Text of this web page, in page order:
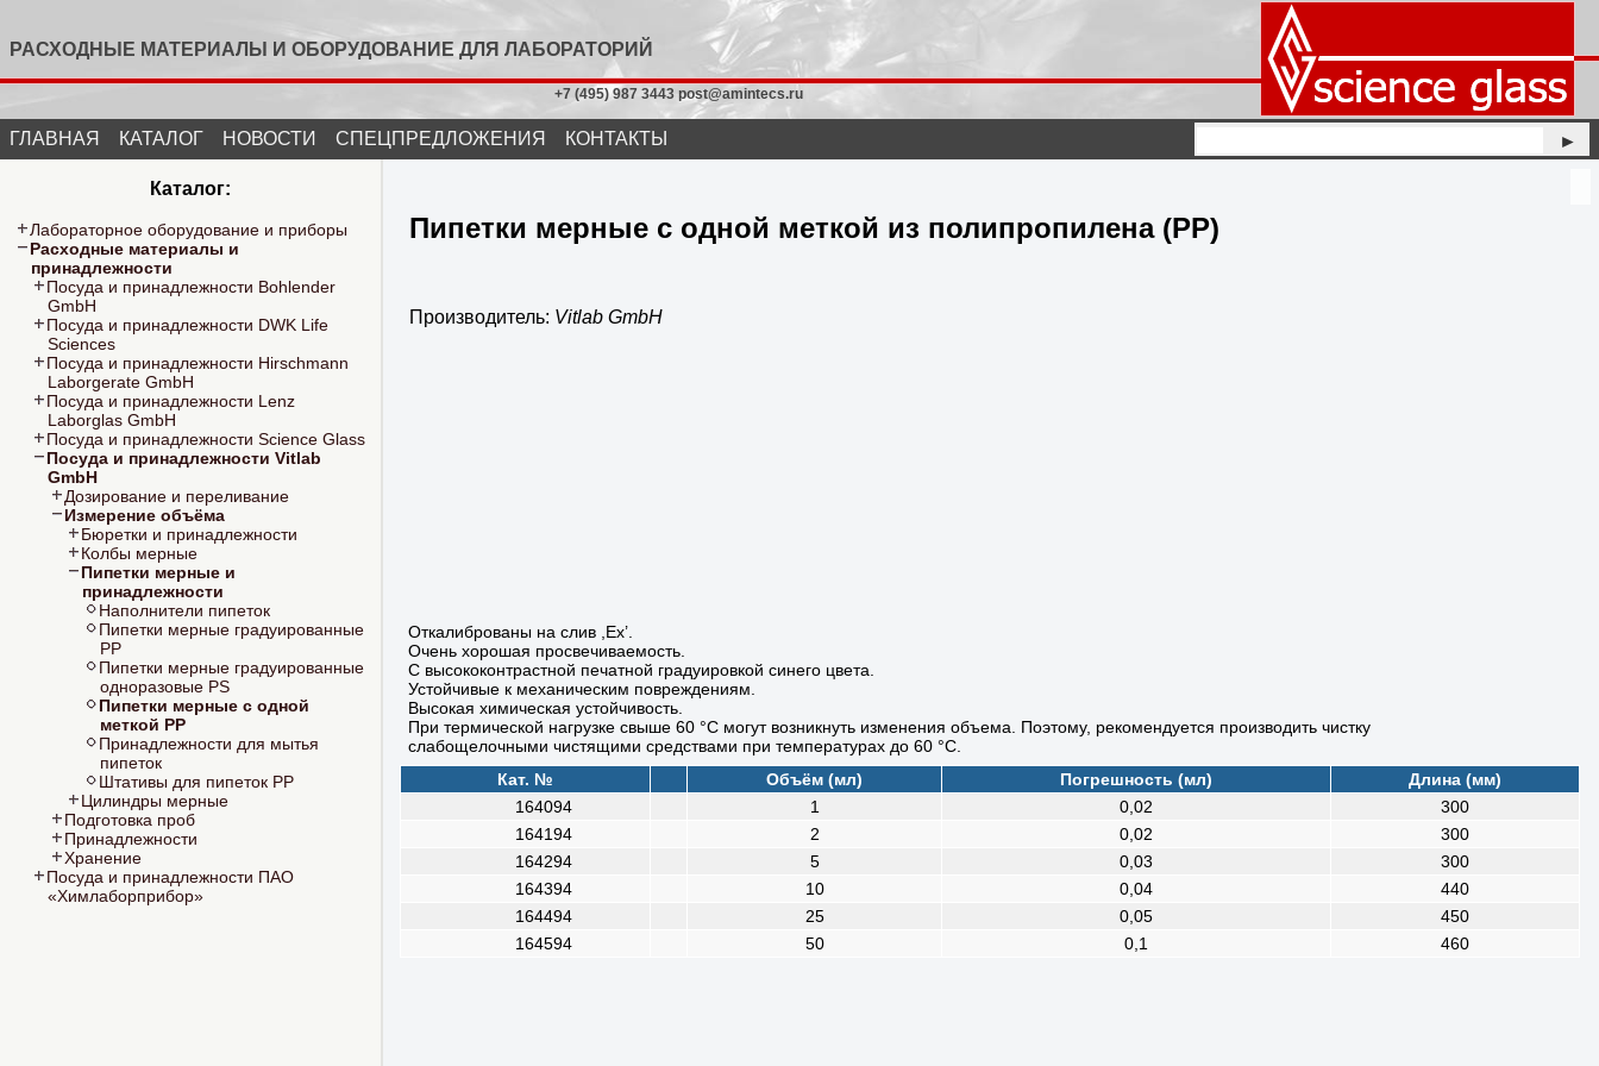
РАСХОДНЫЕ МАТЕРИАЛЫ И ОБОРУДОВАНИЕ ДЛЯ ЛАБОРАТОРИЙ
+7 (495) 987 3443 post@amintecs.ru
►
ГЛАВНАЯ КАТАЛОГ НОВОСТИ СПЕЦПРЕДЛОЖЕНИЯ КОНТАКТЫ
Каталог:
Лабораторное оборудование и приборы
Расходные материалы и
принадлежности
Посуда и принадлежности Bohlender
GmbH
Посуда и принадлежности DWK Life
Sciences
Посуда и принадлежности Hirschmann
Laborgerate GmbH
Посуда и принадлежности Lenz
Laborglas GmbH
Посуда и принадлежности Science Glass
Посуда и принадлежности Vitlab
GmbH
Дозирование и переливание
Измерение объёма
Бюретки и принадлежности
Колбы мерные
Пипетки мерные и
принадлежности
Наполнители пипеток
Пипетки мерные градуированные
PP
Пипетки мерные градуированные
одноразовые PS
Пипетки мерные с одной
меткой PP
Принадлежности для мытья
пипеток
Штативы для пипеток PP
Цилиндры мерные
Подготовка проб
Принадлежности
Хранение
Посуда и принадлежности ПАО
«Химлаборприбор»
Пипетки мерные с одной меткой из полипропилена (PP)
Производитель: Vitlab GmbH
Откалиброваны на слив ,Ex’.
Очень хорошая просвечиваемость.
С высококонтрастной печатной градуировкой синего цвета.
Устойчивые к механическим повреждениям.
Высокая химическая устойчивость.
При термической нагрузке свыше 60 °C могут возникнуть изменения объема. Поэтому, рекомендуется производить чистку
слабощелочными чистящими средствами при температурах до 60 °C.
Кат. №
Объём (мл) Погрешность (мл)
Длина (мм)
164094
1 0,02
300
164194
2 0,02
300
164294
5 0,03
300
164394
10 0,04
440
164494
25 0,05
450
164594
50 0,1 460